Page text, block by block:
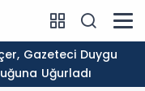
Uğurladı